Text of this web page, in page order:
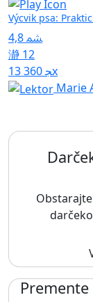
Výcvik psa:
4,8
12
13 360x
Marie